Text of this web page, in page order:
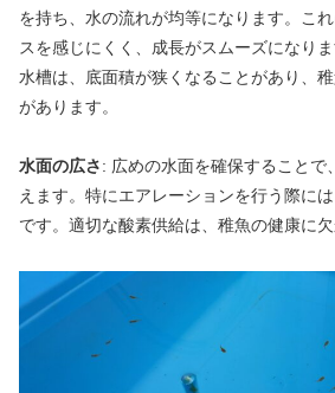
を持ち、水の流れが均等になります。こ
スを感じにくく、成長がスムーズになり
水槽は、底面積が狭くなることがあり、
があります。
水面の広さ: 広めの水面を確保することで
えます。特にエアレーションを行う際に
です。適切な酸素供給は、稚魚の健康に欠